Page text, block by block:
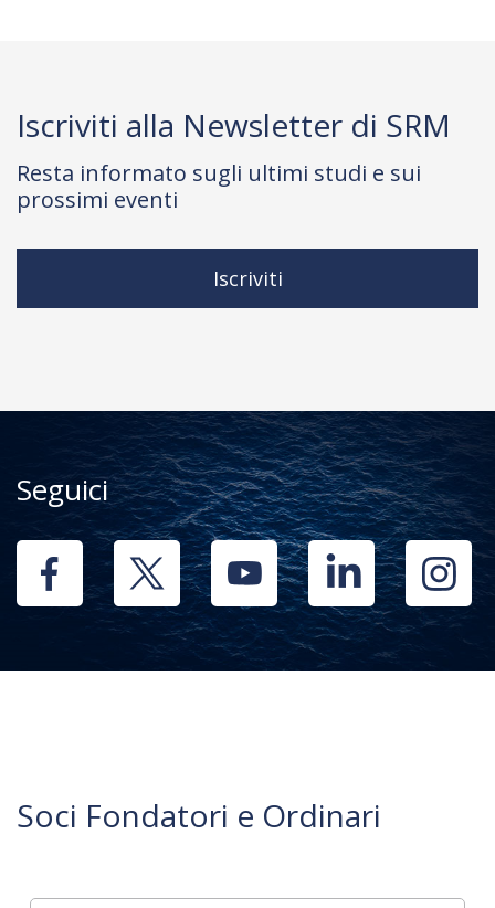
Iscriviti alla Newsletter di SRM
Resta informato sugli ultimi studi e sui
prossimi eventi
Iscriviti
Seguici
Soci Fondatori e Ordinari